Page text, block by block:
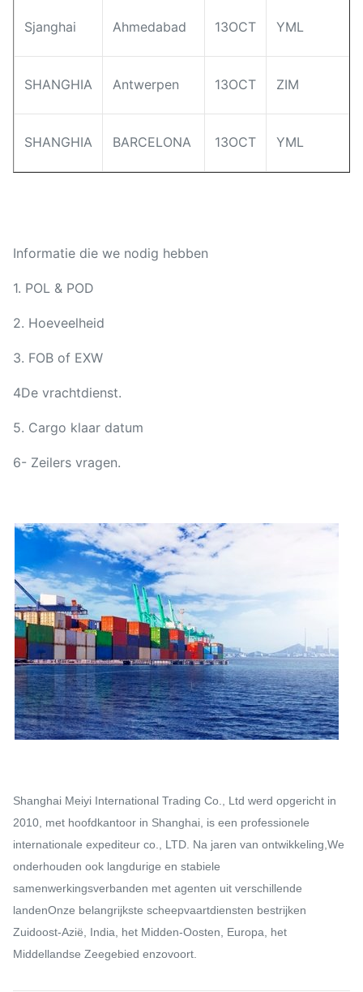
Sjanghai Ahmedabad 13OCT YML
SHANGHIA Antwerpen 13OCT ZIM
SHANGHIA BARCELONA 13OCT YML
Informatie die we nodig hebben
1. POL & POD
2. Hoeveelheid
3. FOB of EXW
4De vrachtdienst.
5. Cargo klaar datum
6- Zeilers vragen.
Shanghai Meiyi International Trading Co., Ltd werd opgericht in
2010, met hoofdkantoor in Shanghai, is een professionele
internationale expediteur co., LTD. Na jaren van ontwikkeling,We
onderhouden ook langdurige en stabiele
samenwerkingsverbanden met agenten uit verschillende
landenOnze belangrijkste scheepvaartdiensten bestrijken
Zuidoost-Azië, India, het Midden-Oosten, Europa, het
Middellandse Zeegebied enzovoort.